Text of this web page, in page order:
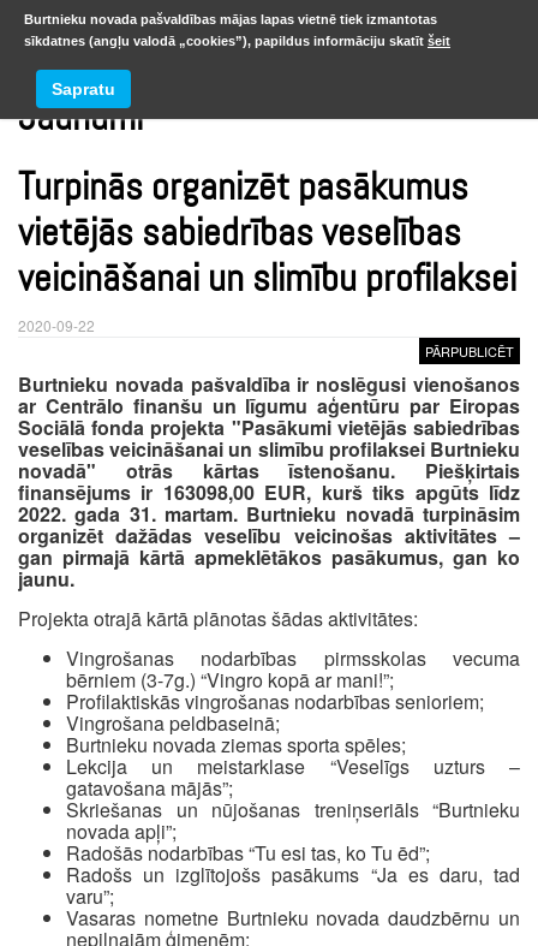
Jaunumi
Turpinās organizēt pasākumus
vietējās sabiedrības veselības
veicināšanai un slimību profilaksei
2020-09-22
PĀRPUBLICĒT
Burtnieku novada pašvaldība ir noslēgusi vienošanos
ar Centrālo finanšu un līgumu aģentūru par Eiropas
Sociālā fonda projekta "Pasākumi vietējās sabiedrības
veselības veicināšanai un slimību profilaksei Burtnieku
novadā" otrās kārtas īstenošanu. Piešķirtais
finansējums ir 163098,00 EUR, kurš tiks apgūts līdz
2022. gada 31. martam. Burtnieku novadā turpināsim
organizēt dažādas veselību veicinošas aktivitātes –
gan pirmajā kārtā apmeklētākos pasākumus, gan ko
jaunu.
Projekta otrajā kārtā plānotas šādas aktivitātes:
Vingrošanas nodarbības pirmsskolas vecuma
bērniem (3-7g.) “Vingro kopā ar mani!”;
Profilaktiskās vingrošanas nodarbības senioriem;
Vingrošana peldbaseinā;
Burtnieku novada ziemas sporta spēles;
Lekcija un meistarklase “Veselīgs uzturs –
gatavošana mājās”;
Skriešanas un nūjošanas treniņseriāls “Burtnieku
novada apļi”;
Radošās nodarbības “Tu esi tas, ko Tu ēd”;
Radošs un izglītojošs pasākums “Ja es daru, tad
varu”;
Vasaras nometne Burtnieku novada daudzbērnu un
nepilnajām ģimenēm;
Burtnieku novada pašvaldības mājas lapas vietnē tiek izmantotas
sīkdatnes (angļu valodā „cookies”), papildus informāciju skatīt šeit
Sapratu